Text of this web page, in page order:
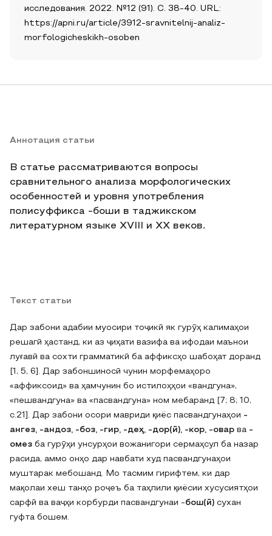
исследования. 2022. №12 (91). С. 38-40. URL:
https://apni.ru/article/3912-sravnitelnij-analiz-
morfologicheskikh-osoben
Аннотация статьи
В статье рассматриваются вопросы
сравнительного анализа морфологических
особенностей и уровня употребления
полисуффикса -боши в таджикском
литературном языке XVIII и XX веков.
Текст статьи
Дар забони адабии муосири тоҷикӣ як гурӯҳ калимаҳои
решагӣ ҳастанд‚ ки аз ҷиҳати вазифа ва ифодаи маънои
луғавӣ ва сохти грамматикӣ ба аффиксҳо шабоҳат доранд
[1, 5, 6]. Дар забоншиносӣ чунин морфемаҳоро
«аффиксоид» ва ҳамчунин бо истилоҳҳои «вандгуна»‚
«пешвандгуна» ва «пасвандгуна» ном мебаранд [7; 8; 10‚
c.21]. Дар забони осори мавриди қиёс пасвандгунаҳои -
ангез, -андоз, -боз, -гир, -деҳ, -дор(ӣ), -кор, -овар ва -
омез ба гурӯҳи унсурҳои вожанигори сермаҳсул ба назар
расида, аммо онҳо дар навбати худ пасвандгунаҳои
муштарак мебошанд. Мо тасмим гирифтем, ки дар
мақолаи хеш танҳо роҷеъ ба таҳлили қиёсии хусусиятҳои
сарфӣ ва ваҷҳи корбурди пасвандгунаи -бош(ӣ) сухан
гуфта бошем.